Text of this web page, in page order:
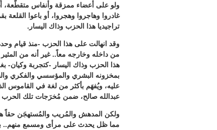
ولو على أعضاء ممزقة وأنفاس متقطّعة،
غادروا وهاجروا وهجروا، أو باعوا القلعة
تراجيديا هذا الحزب وذاك اليسار.
من داخله وخارجه معاً.. غير أنه من
هذا الحزب وذاك اليسار -كتجربة وكيان-
بمخزونه البشري والمؤسسي والفكري
عليه، ويُفهَم بأكثر من لغة في القاموس
عبدالله صالح، ضمن مُخرَجات تلك الحرب
ولكن المدهش والمُريب والمُستهجَن حقاً
مما ظل يحدث على مرأى ومسمع منهم..